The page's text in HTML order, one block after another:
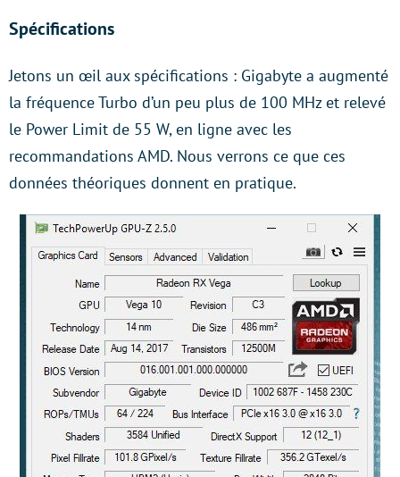
Spécifications
Jetons un œil aux spécifications : Gigabyte a augmenté
la fréquence Turbo d’un peu plus de 100 MHz et relevé
le Power Limit de 55 W, en ligne avec les
recommandations AMD. Nous verrons ce que ces
données théoriques donnent en pratique.